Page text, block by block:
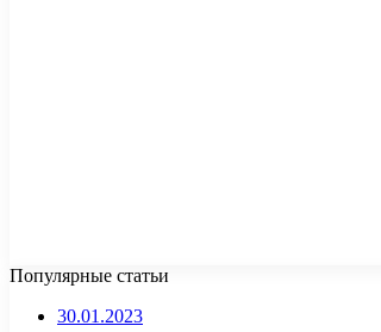
Популярные статьи
30.01.2023